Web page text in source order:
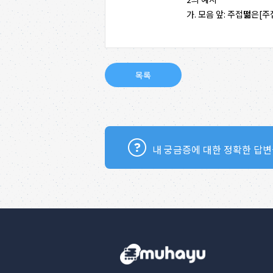
가. 모음 앞: 주접떪은[주
내 궁금증에 대한 정확한 답